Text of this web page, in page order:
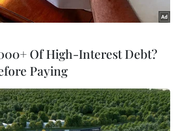
#Tờ 100 đôla Australia
Of High-Interest Debt?
Paying